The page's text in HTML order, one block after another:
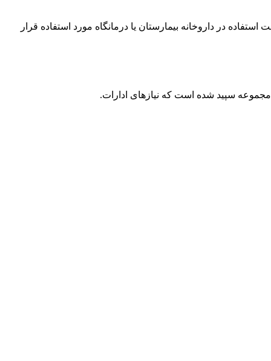
این لیبل جهت استفاده در داروخانه بیمارستان یا درمانگاه مورد استفاده قرار
نصیب مجموعه سپید شده است که نیازهای ادارات.